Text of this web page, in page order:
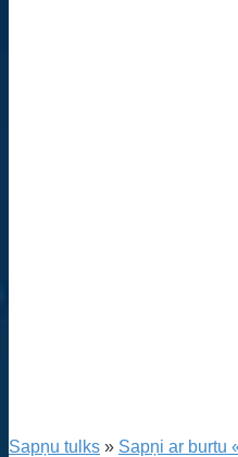
Sapņu tulks » Sapņi ar burtu